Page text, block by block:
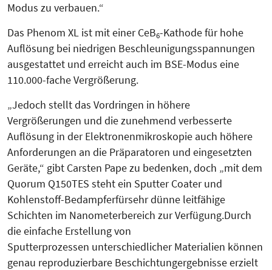
Modus zu verbauen.“
Das Phenom XL ist mit einer CeB6-Kathode für hohe
Auflösung bei niedrigen Beschleunigungsspannungen
ausgestattet und erreicht auch im BSE-Modus eine
110.000-fache Vergrößerung.
„Jedoch stellt das Vordringen in höhere
Vergrößerungen und die zunehmend verbesserte
Auflösung in der Elektronenmikroskopie auch höhere
Anforderungen an die Präparatoren und eingesetzten
Geräte,“ gibt Carsten Pape zu bedenken, doch „mit dem
Quorum Q150TES steht ein Sputter Coater und
Kohlenstoff-Bedampferfürsehr dünne leitfähige
Schichten im Nanometerbereich zur Verfügung.Durch
die einfache Erstellung von
Sputterprozessen unterschiedlicher Materialien können
genau reproduzierbare Beschichtungergebnisse erzielt